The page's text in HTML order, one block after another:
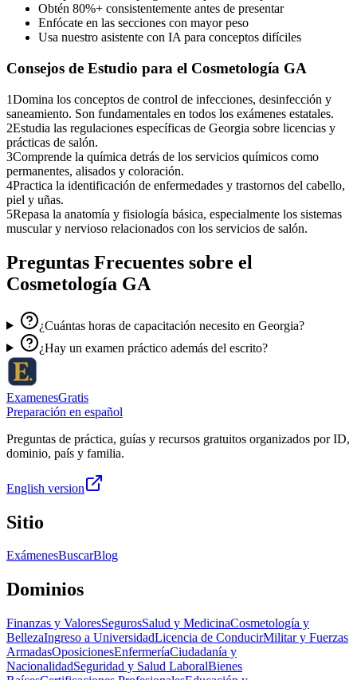
Obtén 80%+ consistentemente antes de presentar
Enfócate en las secciones con mayor peso
Usa nuestro asistente con IA para conceptos difíciles
Consejos de Estudio para el Cosmetología GA
1Domina los conceptos de control de infecciones, desinfección y
saneamiento. Son fundamentales en todos los exámenes estatales.
2Estudia las regulaciones específicas de Georgia sobre licencias y
prácticas de salón.
3Comprende la química detrás de los servicios químicos como
permanentes, alisados y coloración.
4Practica la identificación de enfermedades y trastornos del cabello,
piel y uñas.
5Repasa la anatomía y fisiología básica, especialmente los sistemas
muscular y nervioso relacionados con los servicios de salón.
Preguntas Frecuentes sobre el
Cosmetología GA
¿Cuántas horas de capacitación necesito en Georgia?
¿Hay un examen práctico además del escrito?
ExamenesGratis
Preparación en español
Preguntas de práctica, guías y recursos gratuitos organizados por ID,
dominio, país y familia.
English version
Sitio
ExámenesBuscarBlog
Dominios
Finanzas y ValoresSegurosSalud y MedicinaCosmetología y
BellezaIngreso a UniversidadLicencia de ConducirMilitar y Fuerzas
ArmadasOposicionesEnfermeríaCiudadanía y
NacionalidadSeguridad y Salud LaboralBienes